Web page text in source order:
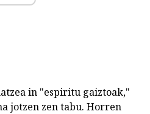
in "espiritu gaiztoak,"
jotzen zen tabu. Horren